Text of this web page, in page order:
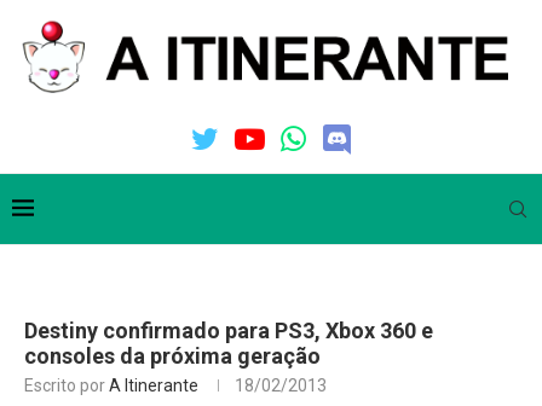
Destiny confirmado para PS3, Xbox 360 e
consoles da próxima geração
Escrito porA Itinerante 18/02/2013